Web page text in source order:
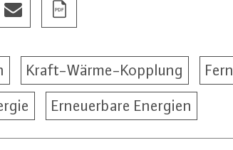
Kraft-Wärme-Kopplung
Erneuerbare Energien